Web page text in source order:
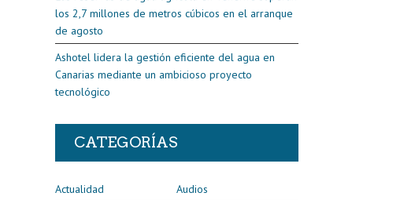
los 2,7 millones de metros cúbicos en el arranque
de agosto
Ashotel lidera la gestión eficiente del agua en
Canarias mediante un ambicioso proyecto
tecnológico
CATEGORÍAS
Actualidad
Audios